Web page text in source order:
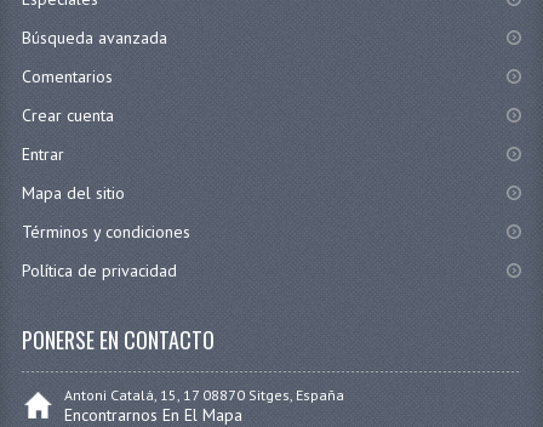
Búsqueda avanzada
Comentarios
Crear cuenta
Entrar
Mapa del sitio
Términos y condiciones
Política de privacidad
PONERSE EN CONTACTO
Antoni Catalá, 15, 17 08870 Sitges, España
Encontrarnos En El Mapa